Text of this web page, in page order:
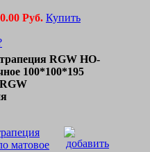
Руб. Купить
RGW HO-
100*100*195
матовое